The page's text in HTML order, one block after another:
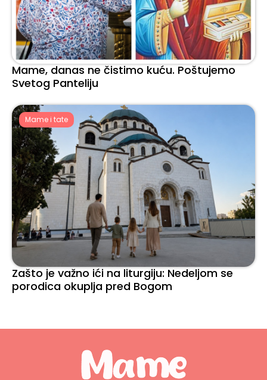
Mame, danas ne čistimo kuću. Poštujemo
Svetog Panteliju
Mame i tate
Zašto je važno ići na liturgiju: Nedeljom se
porodica okuplja pred Bogom